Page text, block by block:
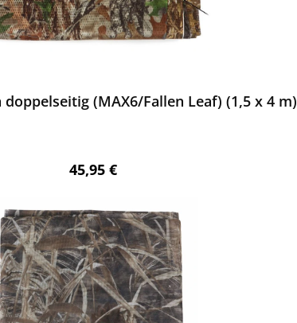
(MAX6/Fallen Leaf) (1,5 x 4 m)
Regulärer Preis:
45,95 €